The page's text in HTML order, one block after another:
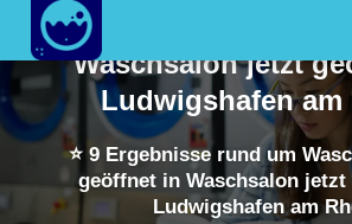
Waschsalon jetzt
Ludwigshafen am
⭐ 9 Ergebnisse rund um
geöffnet in Waschsalon
Ludwigshafen am